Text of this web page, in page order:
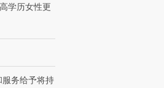
学历女性更
务给予将持